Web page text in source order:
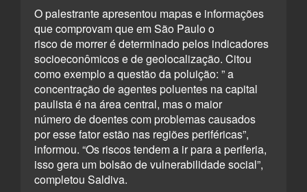
O palestrante apresentou mapas e informações
que comprovam que em São Paulo o
risco de morrer é determinado pelos indicadores
socioeconômicos e de geolocalização. Citou
como exemplo a questão da poluição: ” a
concentração de agentes poluentes na capital
paulista é na área central, mas o maior
número de doentes com problemas causados
por esse fator estão nas regiões periféricas”,
informou. “Os riscos tendem a ir para a periferia,
isso gera um bolsão de vulnerabilidade social”,
completou Saldiva.